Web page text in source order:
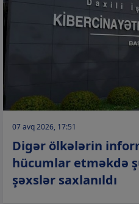
07 avq 2026, 17:51
Digər ölkələrin
hücumlar etməkdə
şəxslər saxlanıldı